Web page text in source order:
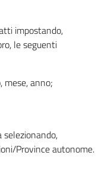
impostando,
le seguenti
mese, anno;
selezionando,
Province autonome.